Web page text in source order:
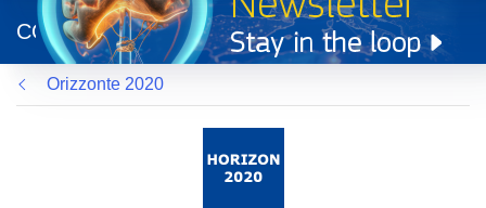
apre
in
una
nuova
finestra)
CORDIS
Orizzonte 2020